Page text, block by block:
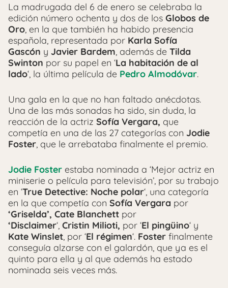
La madrugada del 6 de enero se celebraba la
edición número ochenta y dos de los Globos de
Oro, en la que también ha habido presencia
española, representada por Karla Sofía
Gascón y Javier Bardem, además de Tilda
Swinton por su papel en ‘La habitación de al
lado‘, la última película de Pedro Almodóvar.
Una gala en la que no han faltado anécdotas.
Una de las más sonadas ha sido, sin duda, la
reacción de la actriz Sofía Vergara, que
competía en una de las 27 categorías con Jodie
Foster, que le arrebataba finalmente el premio.
Jodie Foster estaba nominada a ‘Mejor actriz en
miniserie o película para televisión’, por su trabajo
en ‘True Detective: Noche polar‘, una categoría
en la que competía con Sofía Vergara por
‘Griselda’, Cate Blanchett por
‘Disclaimer‘, Cristin Milioti, por ‘El pingüino‘ y
Kate Winslet, por ‘El régimen‘. Foster finalmente
conseguía alzarse con el galardón, que ya es el
quinto para ella y al que además ha estado
nominada seis veces más.